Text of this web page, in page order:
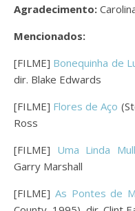
Agradecimento:
Mencionados:
[FILME] Bonequinha de
dir. Blake Edwards
[FILME] Flores de Aço
Ross
[FILME] Uma Linda
Garry Marshall
[FILME] As Pontes de